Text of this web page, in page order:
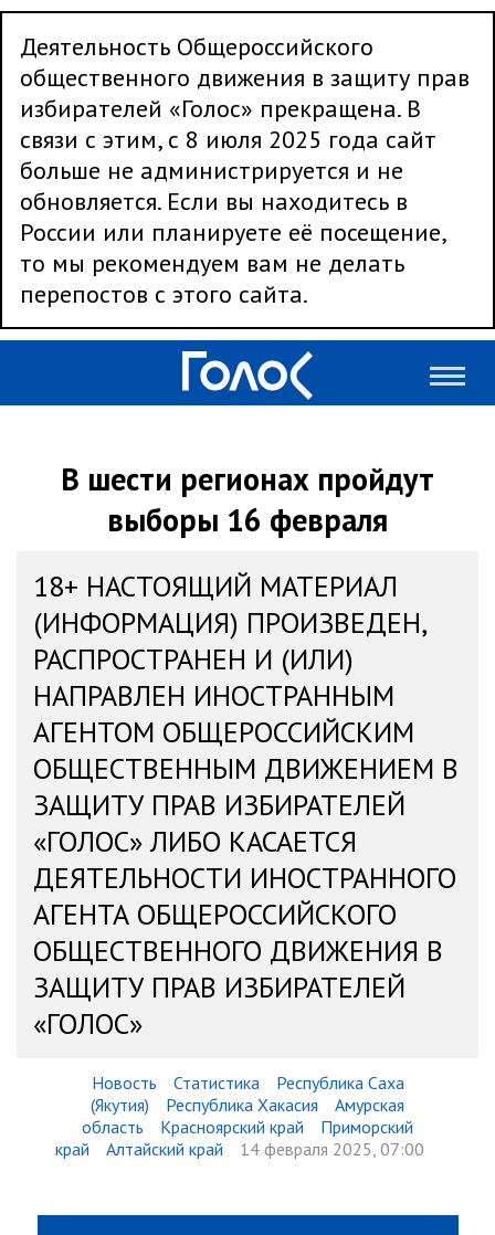
Деятельность Общероссийского
общественного движения в защиту прав
избирателей «Голос» прекращена. В
связи с этим, с 8 июля 2025 года сайт
больше не администрируется и не
обновляется. Если вы находитесь в
России или планируете её посещение,
то мы рекомендуем вам не делать
перепостов с этого сайта.
В шести регионах пройдут
выборы 16 февраля
18+ НАСТОЯЩИЙ МАТЕРИАЛ
(ИНФОРМАЦИЯ) ПРОИЗВЕДЕН,
РАСПРОСТРАНЕН И (ИЛИ)
НАПРАВЛЕН ИНОСТРАННЫМ
АГЕНТОМ ОБЩЕРОССИЙСКИМ
ОБЩЕСТВЕННЫМ ДВИЖЕНИЕМ В
ЗАЩИТУ ПРАВ ИЗБИРАТЕЛЕЙ
«ГОЛОС» ЛИБО КАСАЕТСЯ
ДЕЯТЕЛЬНОСТИ ИНОСТРАННОГО
АГЕНТА ОБЩЕРОССИЙСКОГО
ОБЩЕСТВЕННОГО ДВИЖЕНИЯ В
ЗАЩИТУ ПРАВ ИЗБИРАТЕЛЕЙ
«ГОЛОС»
Новость Статистика
Республика Саха
(Якутия)
Республика Хакасия
Амурская
область
Красноярский край
Приморский
край
Алтайский край 14 февраля 2025, 07:00